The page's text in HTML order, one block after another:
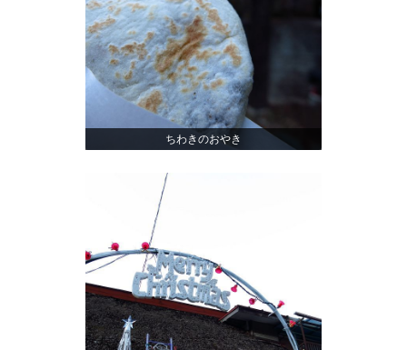
ちわきのおやき